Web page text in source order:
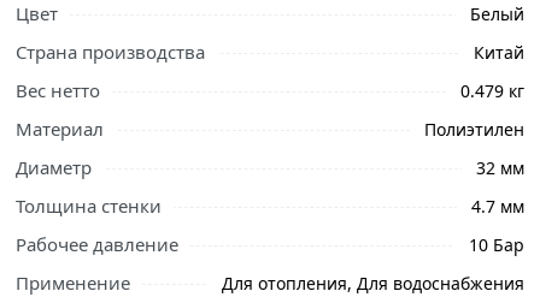
Цвет Белый
Страна производства Китай
Вес нетто 0.479 кг
Материал Полиэтилен
Диаметр 32 мм
Толщина стенки 4.7 мм
Рабочее давление 10 Бар
Применение Для отопления, Для водоснабжения